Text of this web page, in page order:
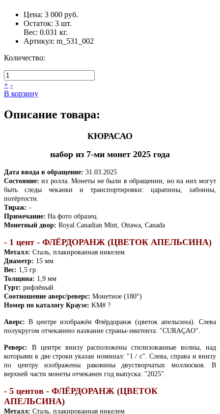
Цена: 3 000 руб.
Остаток: 3 шт.
Вес: 0.031 кг.
Артикул: m_531_002
Количество:
+ -
В корзину
Описание товара:
КЮРАСАО
набор из 7-ми монет 2025 года
Дата ввода в обращение: 31.03.2025
Состояние: из ролла.Монеты не были в обращении, но на них могут
быть следы чеканки и транспортировки: царапины, забоины,
потёртости.
Тираж: -
Примечание: На фото образец.
Монетный двор: Royal Canadian Mint, Ottawa, Canada
- 1 цент - ФЛЁРДОРАНЖ (ЦВЕТОК АПЕЛЬСИНА)
Металл: Сталь, плакированная никелем
Диаметр: 15 мм
Вес: 1,5 гр
Толщина: 1,9 мм
Гурт: рифлёный
Соотношение аверс/реверс: Монетное (180°)
Номер по каталогу Краузе: KM# ?
Аверс: В центре изображён Флёрдоранж (цветок апельсина). Слева
полукругом отчеканено название страны-эмитента: "CURAÇAO".
Реверс: В центре внизу расположены стилизованные волны, над
которыми в две строки указан номинал: "1 / c". Слева, справа и внизу
по центру изображены раковины двустворчатых моллюсков. В
верхней части монеты отчеканен год выпуска: "2025".
- 5 центов - ФЛЁРДОРАНЖ (ЦВЕТОК
АПЕЛЬСИНА)
Металл: Сталь, плакированная никелем